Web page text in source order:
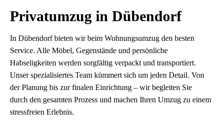
Privatumzug in Dübendorf
In Dübendorf bieten wir beim Wohnungsumzug den besten
Service. Alle Möbel, Gegenstände und persönliche
Habseligkeiten werden sorgfältig verpackt und transportiert.
Unser spezialisiertes Team kümmert sich um jeden Detail. Von
der Planung bis zur finalen Einrichtung – wir begleiten Sie
durch den gesamten Prozess und machen Ihren Umzug zu einem
stressfreien Erlebnis.